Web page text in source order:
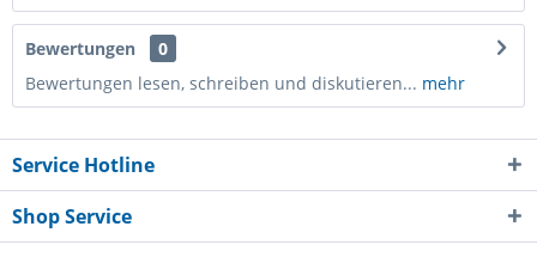
Bewertungen
0
Bewertungen lesen, schreiben und diskutieren... mehr
Service Hotline
Shop Service